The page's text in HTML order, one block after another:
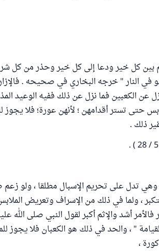
بين كل خير ودعا إلى كل خير وحذر من كل شر
في النار " خرجه البخاري في صحيحه .
عن الكعبين فما نزل عن ذلك ففيه الوعيد
حتى تستر أقدامهن ؛ لأنهن عورة؛ فلا يجوز
ذلك .
تدل على تحريم الإسبال مطلقا ، ولو زعم
، ولما في ذلك من الإسراف وتعريض
فالأمر أشد والإثم أكبر لقول النبي صلى
" ، والحد في ذلك هو الكعبان فلا يجوز
،